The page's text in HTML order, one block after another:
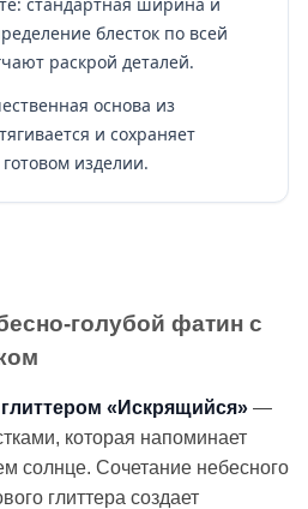
блесток по всей
раскрой деталей.
основа из
и сохраняет
изделии.
голубой фатин с
«Искрящийся» —
которая напоминает
солнце. Сочетание небесного
глиттера создает